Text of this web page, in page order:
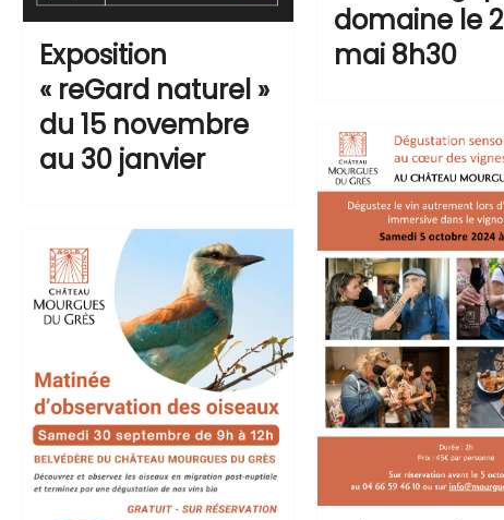
domaine le
mai 8h30
Exposition
« reGard naturel »
du 15 novembre
au 30 janvier